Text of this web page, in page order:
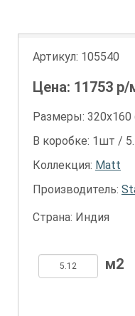
Артикул: 105540
Цена: 11753 р/
Размеры: 320х160
В коробке: 1шт /
Коллекция: Matt
Производитель:
Страна: Индия